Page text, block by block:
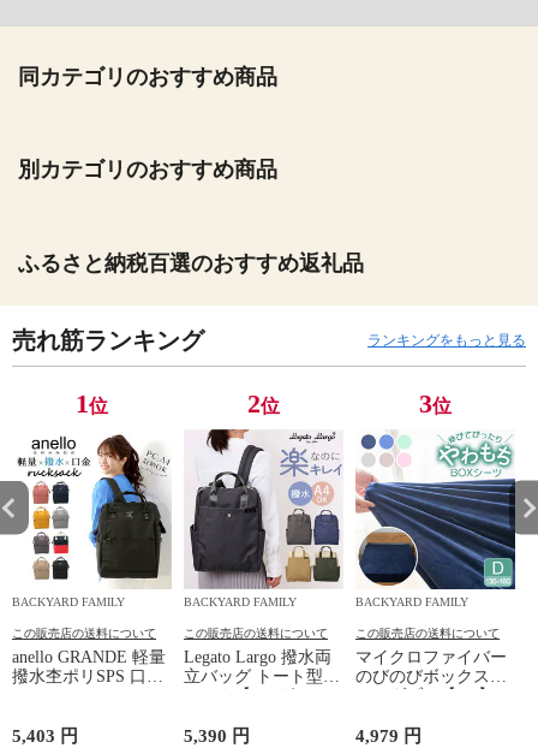
同カテゴリのおすすめ商品
別カテゴリのおすすめ商品
ふるさと納税百選のおすすめ返礼品
売れ筋ランキング ランキングをもっと見る
1位
BACKYARD FAMILY
この販売店の送料について
anello GRANDE 軽量
撥水杢ポリSPS 口金
ク】
5,403 円
2位
BACKYARD FAMILY
この販売店の送料について
Legato Largo 撥水両
立バッグ トート型リ
5,390 円
3位
BACKYARD FAMILY
この販売店の送料について
マイクロファイバー
のびのびボックスシ
4,979 円